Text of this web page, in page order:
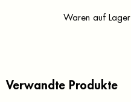
Waren auf Lager
Verwandte Produkte